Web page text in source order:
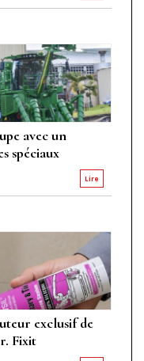
avec un
spéciaux
Lire
exclusif de
Fixit